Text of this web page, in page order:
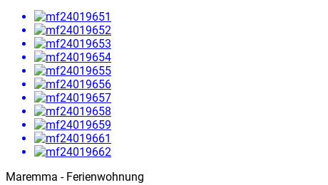
Maremma - Ferienwohnung